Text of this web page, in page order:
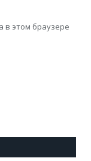
в этом браузере